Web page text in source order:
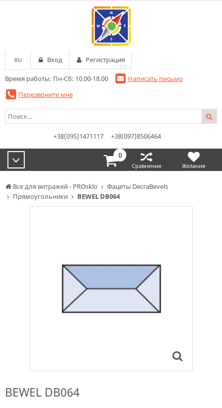
Все для витражей - PROsklo
Фацеты DecraBevels
Прямоугольники
BEWEL DB064
BEWEL DB064
Время работы: Пн-Сб: 10.00-18.00
Написать письмо
Перезвоните мне
RU Вход Регистрация
+38(095)1471117 +38(097)8506464
0
Сравнения Желания